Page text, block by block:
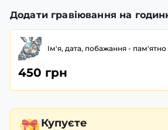
Додати гравіювання на
Ім'я, дата, побажання -
450 грн
Купуєте